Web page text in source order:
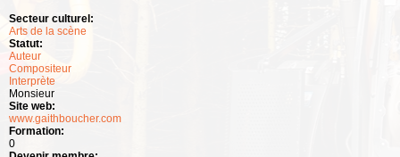
Secteur culturel:
Arts de la scène
Statut:
Auteur
Compositeur
Interprète
Monsieur
Site web:
www.gaithboucher.com
Formation:
0